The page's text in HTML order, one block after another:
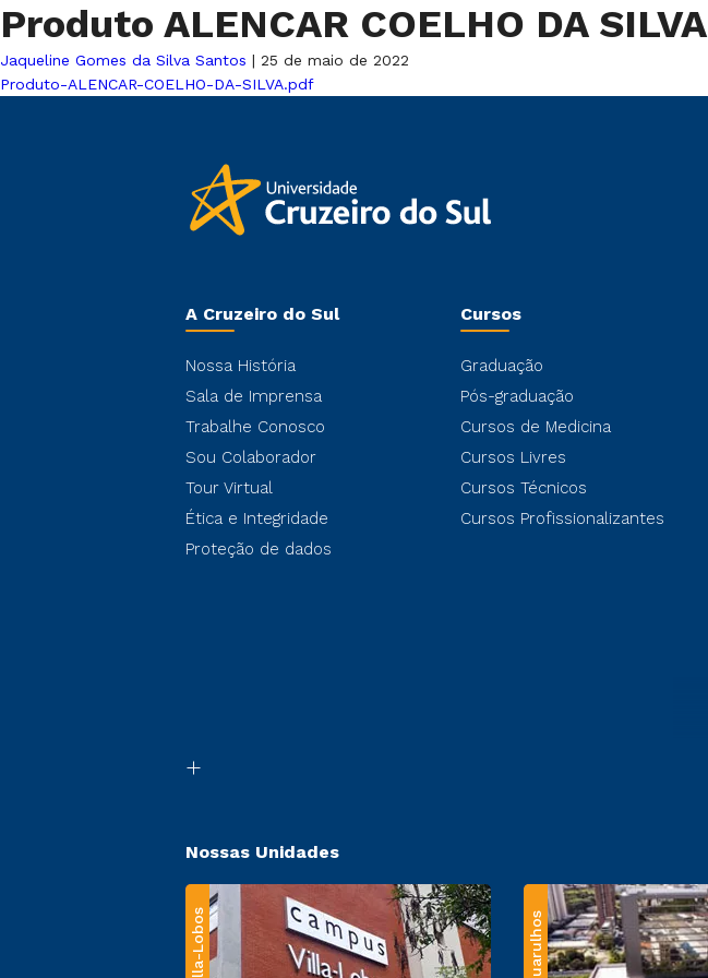
Produto ALENCAR COELHO DA SILVA
Jaqueline Gomes da Silva Santos | 25 de maio de 2022
Produto-ALENCAR-COELHO-DA-SILVA.pdf
A Cruzeiro do Sul
Nossa História
Sala de Imprensa
Trabalhe Conosco
Sou Colaborador
Tour Virtual
Ética e Integridade
Proteção de dados
Cursos
Graduação
Pós-graduação
Cursos de Medicina
Cursos Livres
Cursos Técnicos
Cursos Profissionalizantes
Nossas Unidades
Villa-Lobos Guarulhos